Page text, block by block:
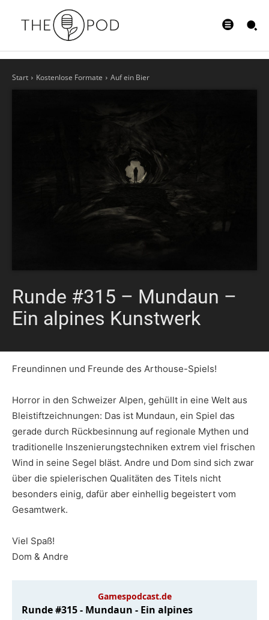
Start Kostenlose Formate Auf ein Bier
Runde #315 – Mundaun –
Ein alpines Kunstwerk
Freundinnen und Freunde des Arthouse-Spiels!
Horror in den Schweizer Alpen, gehüllt in eine Welt aus
Bleistiftzeichnungen: Das ist Mundaun, ein Spiel das
gerade durch Rückbesinnung auf regionale Mythen und
traditionelle Inszenierungstechniken extrem viel frischen
Wind in seine Segel bläst. Andre und Dom sind sich zwar
über die spielerischen Qualitäten des Titels nicht
besonders einig, dafür aber einhellig begeistert vom
Gesamtwerk.
Viel Spaß!
Dom & Andre